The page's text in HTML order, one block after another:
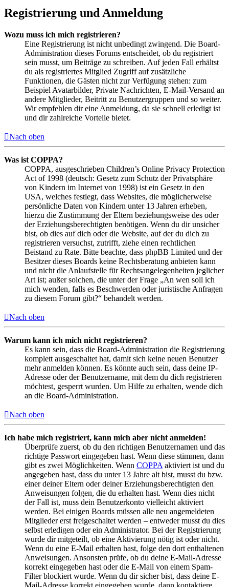
Registrierung und Anmeldung
Wozu muss ich mich registrieren?
Eine Registrierung ist nicht unbedingt zwingend. Die Board-
Administration dieses Forums entscheidet, ob du registriert
sein musst, um Beiträge zu schreiben. Auf jeden Fall erhältst
du als registriertes Mitglied Zugriff auf zusätzliche
Funktionen, die Gästen nicht zur Verfügung stehen: zum
Beispiel Avatarbilder, Private Nachrichten, E-Mail-Versand an
andere Mitglieder, Beitritt zu Benutzergruppen und so weiter.
Wir empfehlen dir eine Anmeldung, da sie schnell erledigt ist
und dir zahlreiche Vorteile bietet.
Nach oben
Was ist COPPA?
COPPA, ausgeschrieben Children’s Online Privacy Protection
Act of 1998 (deutsch: Gesetz zum Schutz der Privatsphäre
von Kindern im Internet von 1998) ist ein Gesetz in den
USA, welches festlegt, dass Websites, die möglicherweise
persönliche Daten von Kindern unter 13 Jahren erheben,
hierzu die Zustimmung der Eltern beziehungsweise des oder
der Erziehungsberechtigten benötigen. Wenn du dir unsicher
bist, ob dies auf dich oder die Website, auf der du dich zu
registrieren versuchst, zutrifft, ziehe einen rechtlichen
Beistand zu Rate. Bitte beachte, dass phpBB Limited und der
Besitzer dieses Boards keine Rechtsberatung anbieten kann
und nicht die Anlaufstelle für Rechtsangelegenheiten jeglicher
Art ist; außer solchen, die unter der Frage „An wen soll ich
mich wenden, falls es Beschwerden oder juristische Anfragen
zu diesem Forum gibt?“ behandelt werden.
Nach oben
Warum kann ich mich nicht registrieren?
Es kann sein, dass die Board-Administration die Registrierung
komplett ausgeschaltet hat, damit sich keine neuen Benutzer
mehr anmelden können. Es könnte auch sein, dass deine IP-
Adresse oder der Benutzername, mit dem du dich registrieren
möchtest, gesperrt wurden. Um Hilfe zu erhalten, wende dich
an die Board-Administration.
Nach oben
Ich habe mich registriert, kann mich aber nicht anmelden!
Überprüfe zuerst, ob du den richtigen Benutzernamen und das
richtige Passwort eingegeben hast. Wenn diese stimmen, dann
gibt es zwei Möglichkeiten. Wenn COPPA aktiviert ist und du
angegeben hast, dass du unter 13 Jahre alt bist, musst du bzw.
einer deiner Eltern oder deiner Erziehungsberechtigten den
Anweisungen folgen, die du erhalten hast. Wenn dies nicht
der Fall ist, muss dein Benutzerkonto vielleicht aktiviert
werden. Bei einigen Boards müssen alle neu angemeldeten
Mitglieder erst freigeschaltet werden – entweder musst du dies
selbst erledigen oder ein Administrator. Bei der Registrierung
wurde dir mitgeteilt, ob eine Aktivierung nötig ist oder nicht.
Wenn du eine E-Mail erhalten hast, folge den dort enthaltenen
Anweisungen. Ansonsten prüfe, ob du deine E-Mail-Adresse
korrekt eingegeben hast oder die E-Mail von einem Spam-
Filter blockiert wurde. Wenn du dir sicher bist, dass deine E-
Mail-Adresse korrekt eingegeben wurde, dann kontaktiere